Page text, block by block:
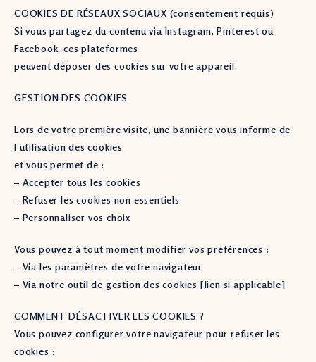
COOKIES DE RÉSEAUX SOCIAUX (consentement requis)
Si vous partagez du contenu via Instagram, Pinterest ou
Facebook, ces plateformes
peuvent déposer des cookies sur votre appareil.
GESTION DES COOKIES
Lors de votre première visite, une bannière vous informe de
l’utilisation des cookies
et vous permet de :
– Accepter tous les cookies
– Refuser les cookies non essentiels
– Personnaliser vos choix
Vous pouvez à tout moment modifier vos préférences :
– Via les paramètres de votre navigateur
– Via notre outil de gestion des cookies [lien si applicable]
COMMENT DÉSACTIVER LES COOKIES ?
Vous pouvez configurer votre navigateur pour refuser les
cookies :